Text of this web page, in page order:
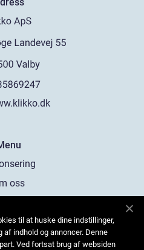
oss
oss
til at huske dine indstillinger,
indhold og annoncer. Denne
Ved fortsat brug af websiden